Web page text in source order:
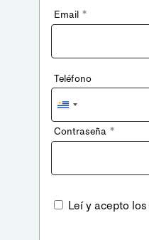
Email *
Teléfono
Uruguay
+598
Contraseña *
Leí y acepto los